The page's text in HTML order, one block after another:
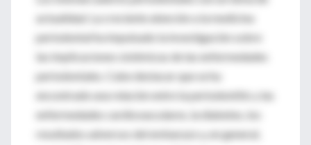
actualidad. La creciente atención a la medicina
periodontal ha impulsado la investigación sobre
las implicaciones sistémicas de las enfermedades
periodontales. Cabe destacar que se ha
encontrado una relación entre la periodontitis y las
enfermedades cardiovasculares, la diabetes, los
resultados adversos del embarazo y, en general,